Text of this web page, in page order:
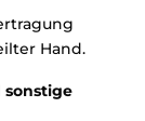
Hand.